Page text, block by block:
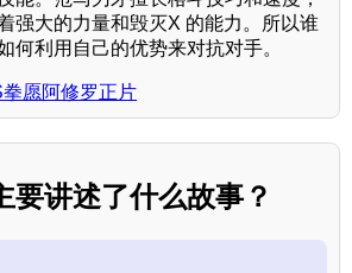
强大的力量和毁灭X 的能力。所以谁
何利用自己的优势来对抗对手。
愿阿修罗正片
要讲述了什么故事？